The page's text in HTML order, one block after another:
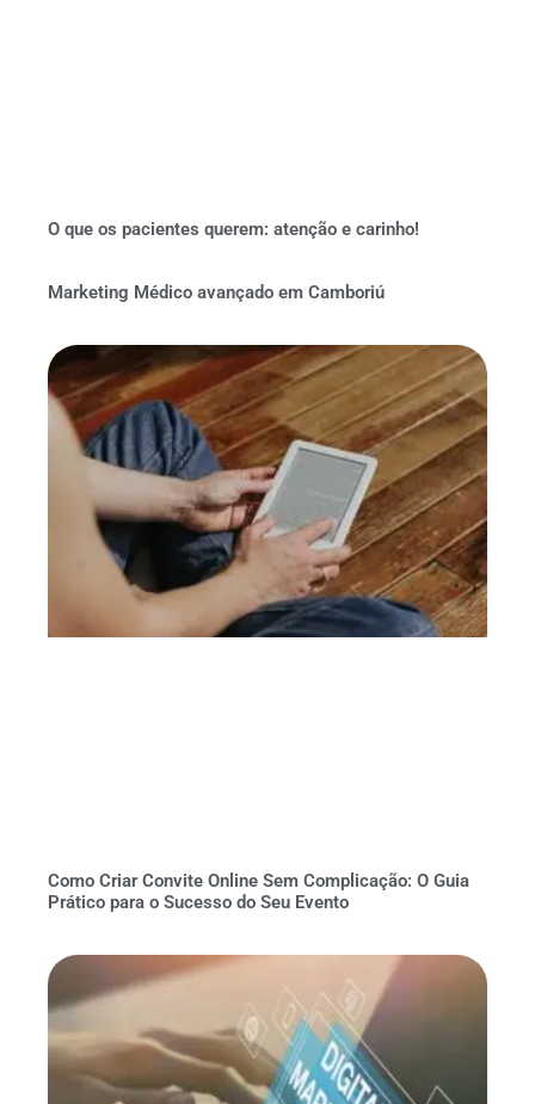
O que os pacientes querem: atenção e carinho!
Marketing Médico avançado em Camboriú
Como Criar Convite Online Sem Complicação: O Guia
Prático para o Sucesso do Seu Evento